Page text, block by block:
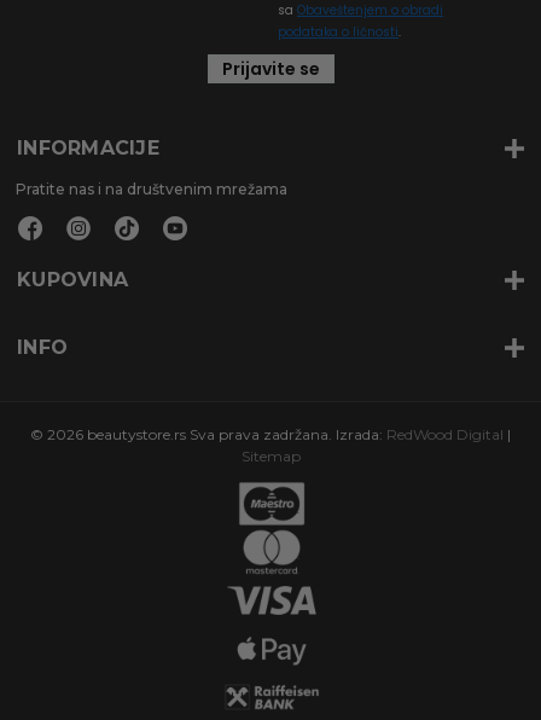
sa Obaveštenjem o obradi
podataka o ličnosti.
Prijavite se
INFORMACIJE
Pratite nas i na društvenim mrežama
KUPOVINA
INFO
© 2026 beautystore.rs Sva prava zadržana. Izrada: RedWood Digital |
Sitemap